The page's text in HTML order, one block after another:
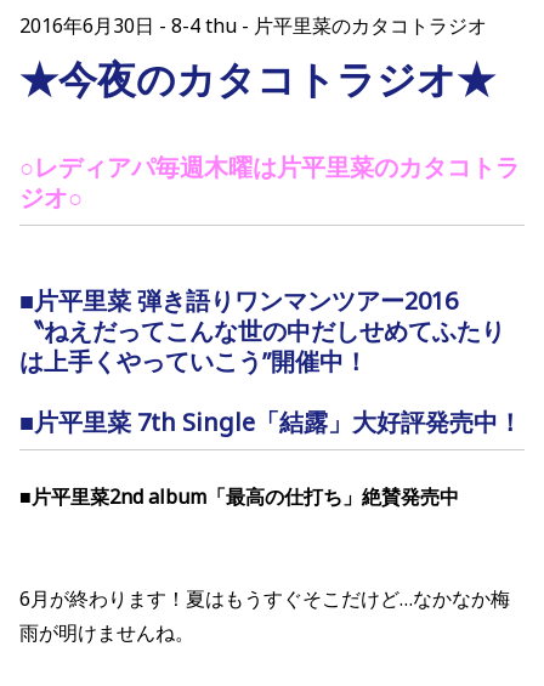
2016年6月30日 8-4 thu - 片平里菜のカタコトラジオ
★今夜のカタコトラジオ★
○レディアパ毎週木曜は片平里菜のカタコトラ
ジオ○
■片平里菜 弾き語りワンマンツアー2016
〝ねえだってこんな世の中だしせめてふたり
は上手くやっていこう”開催中！
■片平里菜 7th Single「結露」大好評発売中！
■片平里菜2nd album「最高の仕打ち」絶賛発売中
6月が終わります！夏はもうすぐそこだけど…なかなか梅
雨が明けませんね。